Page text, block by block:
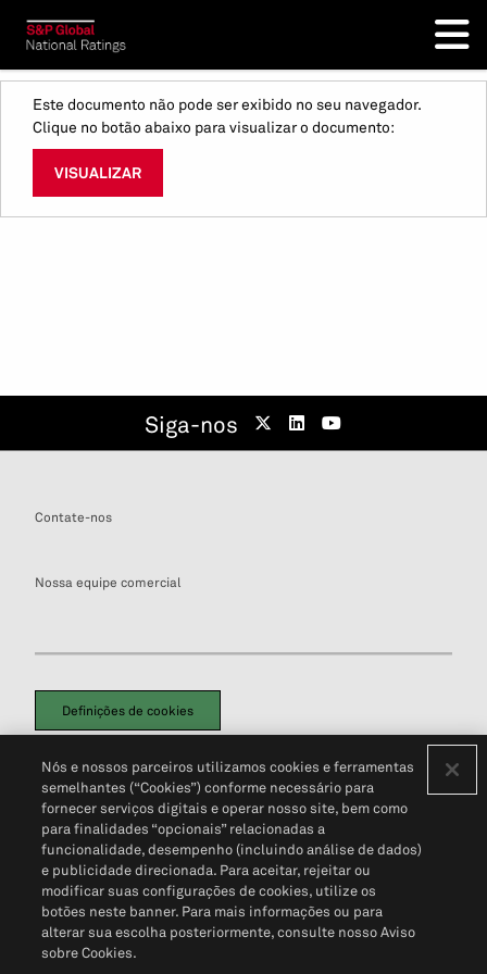
Este documento não pode ser exibido no seu navegador.
Clique no botão abaixo para visualizar o documento:
VISUALIZAR
Siga-nos
Contate-nos
Nossa equipe comercial
Definições de cookies
Política de PrivacidadePortal de privacidade do cliente (em inglês)
Não Venda Minhas Informações Pessoais© 2026 S&P Global
Nós e nossos parceiros utilizamos cookies e ferramentas
semelhantes (“Cookies”) conforme necessário para
fornecer serviços digitais e operar nosso site, bem como
para finalidades “opcionais” relacionadas a
funcionalidade, desempenho (incluindo análise de dados)
e publicidade direcionada. Para aceitar, rejeitar ou
modificar suas configurações de cookies, utilize os
botões neste banner. Para mais informações ou para
alterar sua escolha posteriormente, consulte nosso Aviso
sobre Cookies.